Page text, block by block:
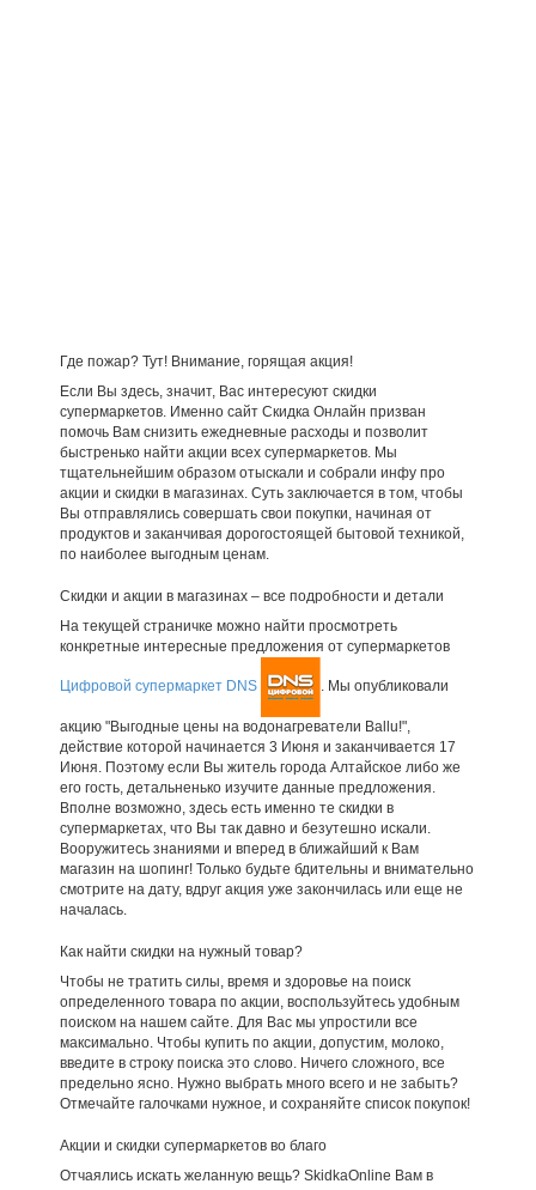
Где пожар? Тут! Внимание, горящая акция!
Если Вы здесь, значит, Вас интересуют скидки
супермаркетов. Именно сайт Скидка Онлайн призван
помочь Вам снизить ежедневные расходы и позволит
быстренько найти акции всех супермаркетов. Мы
тщательнейшим образом отыскали и собрали инфу про
акции и скидки в магазинах. Суть заключается в том, чтобы
Вы отправлялись совершать свои покупки, начиная от
продуктов и заканчивая дорогостоящей бытовой техникой,
по наиболее выгодным ценам.
Скидки и акции в магазинах – все подробности и детали
На текущей страничке можно найти просмотреть
конкретные интересные предложения от супермаркетов
Цифровой супермаркет DNS . Мы опубликовали
акцию "Выгодные цены на водонагреватели Ballu!",
действие которой начинается 3 Июня и заканчивается 17
Июня. Поэтому если Вы житель города Алтайское либо же
его гость, детальненько изучите данные предложения.
Вполне возможно, здесь есть именно те скидки в
супермаркетах, что Вы так давно и безутешно искали.
Вооружитесь знаниями и вперед в ближайший к Вам
магазин на шопинг! Только будьте бдительны и внимательно
смотрите на дату, вдруг акция уже закончилась или еще не
началась.
Как найти скидки на нужный товар?
Чтобы не тратить силы, время и здоровье на поиск
определенного товара по акции, воспользуйтесь удобным
поиском на нашем сайте. Для Вас мы упростили все
максимально. Чтобы купить по акции, допустим, молоко,
введите в строку поиска это слово. Ничего сложного, все
предельно ясно. Нужно выбрать много всего и не забыть?
Отмечайте галочками нужное, и сохраняйте список покупок!
Акции и скидки супермаркетов во благо
Отчаялись искать желанную вещь? SkidkaOnline Вам в